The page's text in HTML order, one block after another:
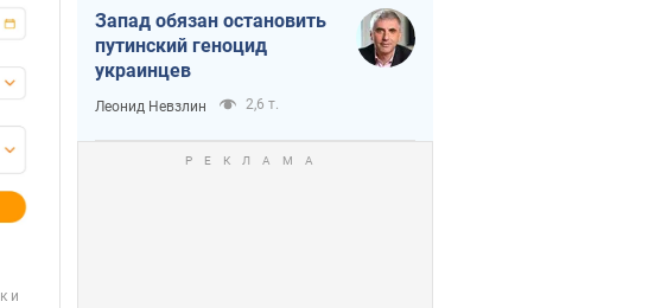
Запад обязан остановить
путинский геноцид
украинцев
Леонид Невзлин 2,6 т.